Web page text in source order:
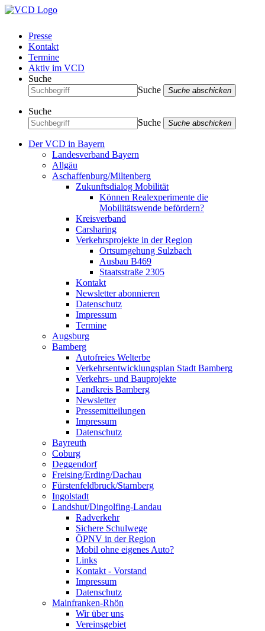
Presse
Kontakt
Termine
Aktiv im VCD
Suche
Suche
Suche abschicken
Suche
Suche
Suche abschicken
Der VCD in Bayern
Landesverband Bayern
Allgäu
Aschaffenburg/Miltenberg
Zukunftsdialog Mobilität
Können Realexperimente die
Mobilitätswende befördern?
Kreisverband
Carsharing
Verkehrsprojekte in der Region
Ortsumgehung Sulzbach
Ausbau B469
Staatsstraße 2305
Kontakt
Newsletter abonnieren
Datenschutz
Impressum
Termine
Augsburg
Bamberg
Autofreies Welterbe
Verkehrsentwicklungsplan Stadt Bamberg
Verkehrs- und Bauprojekte
Landkreis Bamberg
Newsletter
Pressemitteilungen
Impressum
Datenschutz
Bayreuth
Coburg
Deggendorf
Freising/Erding/Dachau
Fürstenfeldbruck/Starnberg
Ingolstadt
Landshut/Dingolfing-Landau
Radverkehr
Sichere Schulwege
ÖPNV in der Region
Mobil ohne eigenes Auto?
Links
Kontakt - Vorstand
Impressum
Datenschutz
Mainfranken-Rhön
Wir über uns
Vereinsgebiet